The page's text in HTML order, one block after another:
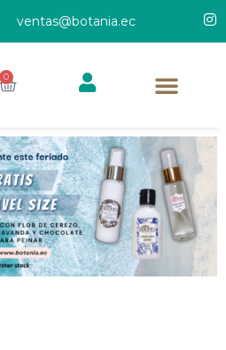
ventas@botania.ec
0